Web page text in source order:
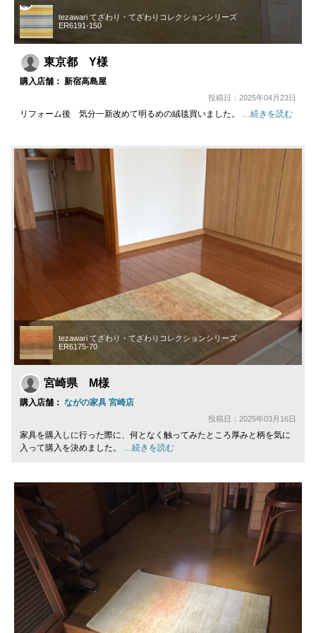
tezawari てざわり・てざわりコレクションシリーズ
ER6191-150
東京都 Y様
購入店舗： 新宿高島屋
投稿日：2025年04月23日
リフォーム後 気分一新改めて明るめの絨毯買いました。 …続きを読む
tezawari てざわり・てざわりコレクションシリーズ
ER6175-70
宮崎県 M様
購入店舗： ながの家具 宮崎店
投稿日：2025年03月16日
家具を購入しに行った際に、何となく触ってみたところ厚みと柄を気に
入って購入を決めました。
…続きを読む